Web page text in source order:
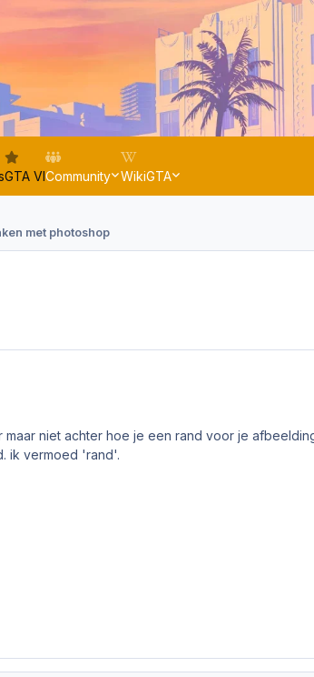
GTA VICommunity WikiGTA
met photoshop
niet achter hoe je een rand voor je
ik vermoed 'rand'.